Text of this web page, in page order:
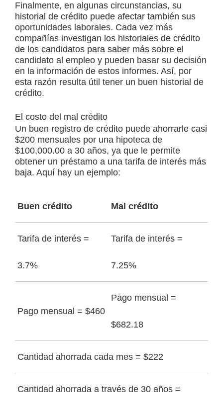
Finalmente, en algunas circunstancias, su
historial de crédito puede afectar también sus
oportunidades laborales. Cada vez más
compañías investigan los historiales de crédito
de los candidatos para saber más sobre el
candidato al empleo y pueden basar su decisión
en la información de estos informes. Así, por
esta razón resulta útil tener un buen historial de
crédito.
El costo del mal crédito
Un buen registro de crédito puede ahorrarle casi
$200 mensuales por una hipoteca de
$100,000.00 a 30 años, ya que le permite
obtener un préstamo a una tarifa de interés más
baja. Aquí hay un ejemplo:
Buen crédito Mal crédito
Tarifa de interés =
3.7%
Tarifa de interés =
7.25%
Pago mensual = $460
Pago mensual =
$682.18
Cantidad ahorrada cada mes = $222
Cantidad ahorrada a través de 30 años =